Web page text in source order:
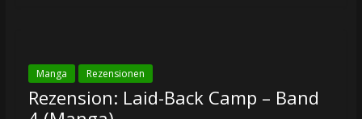
Manga Rezensionen
Rezension: Laid-Back Camp – Band